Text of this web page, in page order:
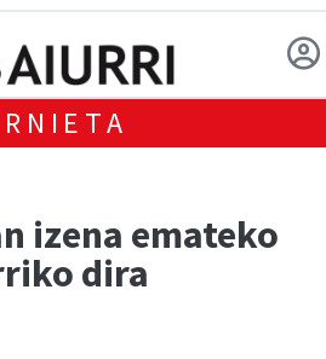
izena emateko
dira